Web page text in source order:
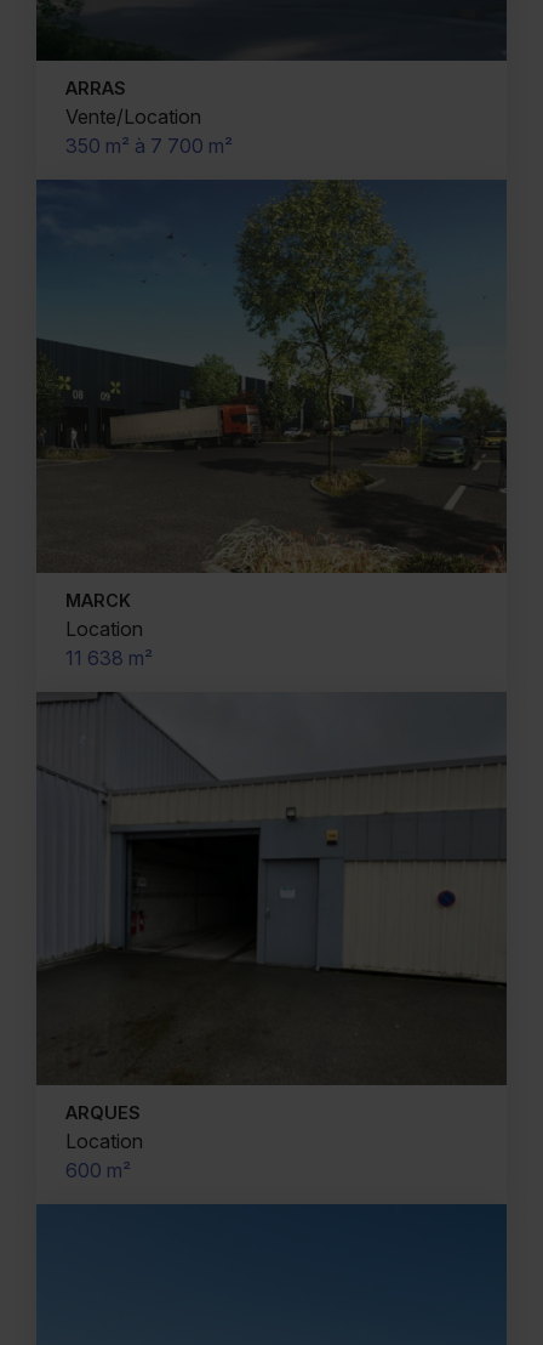
ARRAS
Vente/Location
350 m² à 7 700 m²
MARCK
Location
11 638 m²
ARQUES
Location
600 m²